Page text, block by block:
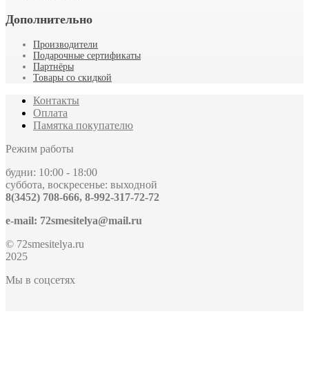
Дополнительно
Производители
Подарочные сертификаты
Партнёры
Товары со скидкой
Контакты
Оплата
Памятка покупателю
Режим работы
будни: 10:00 - 18:00
суббота, воскресенье: выходной
8(3452) 708-666, 8-992-317-72-72
e-mail: 72smesitelya@mail.ru
© 72smesitelya.ru
2025
Мы в соцсетях